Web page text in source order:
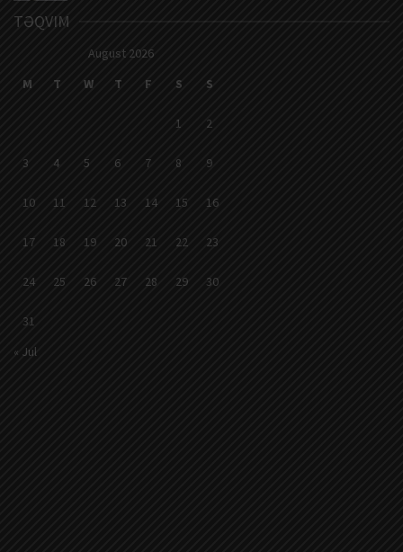
TƏQVIM
August 2026
M
T W T F S S
1 2
3 4 5 6 7 8 9
10 11 12 13 14 15 16
17 18 19 20 21 22 23
24 25 26 27 28 29 30
31
« Jul